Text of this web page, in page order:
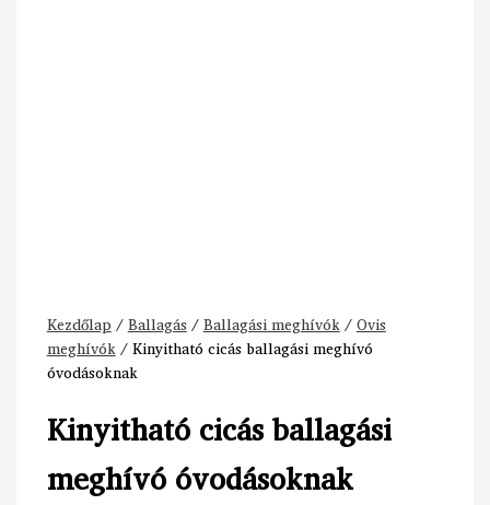
Kezdőlap /Ballagás /Ballagási meghívók/Ovis
meghívók/ Kinyitható cicás ballagási meghívó
óvodásoknak
Kinyitható cicás ballagási
meghívó óvodásoknak